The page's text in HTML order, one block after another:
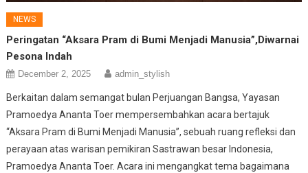
NEWS
Peringatan “Aksara Pram di Bumi Menjadi Manusia”,Diwarnai
Pesona Indah
December 2, 2025 admin_stylish
Berkaitan dalam semangat bulan Perjuangan Bangsa, Yayasan
Pramoedya Ananta Toer mempersembahkan acara bertajuk
“Aksara Pram di Bumi Menjadi Manusia”, sebuah ruang refleksi dan
perayaan atas warisan pemikiran Sastrawan besar Indonesia,
Pramoedya Ananta Toer. Acara ini mengangkat tema bagaimana